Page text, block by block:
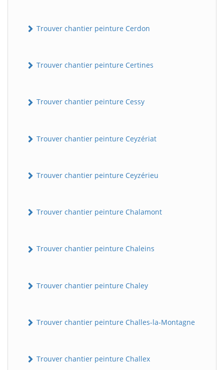
Trouver chantier peinture Cerdon
Trouver chantier peinture Certines
Trouver chantier peinture Cessy
Trouver chantier peinture Ceyzériat
Trouver chantier peinture Ceyzérieu
Trouver chantier peinture Chalamont
Trouver chantier peinture Chaleins
Trouver chantier peinture Chaley
Trouver chantier peinture Challes-la-Montagne
Trouver chantier peinture Challex